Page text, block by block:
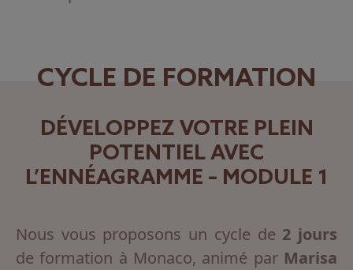
CYCLE DE FORMATION
DÉVELOPPEZ VOTRE PLEIN
POTENTIEL AVEC
L’ENNÉAGRAMME – MODULE 1
Nous vous proposons un cycle de 2 jours
de formation à Monaco, animé par Marisa